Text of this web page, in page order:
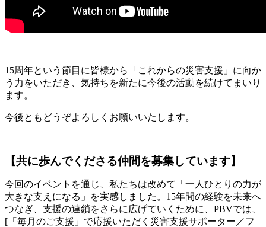
15周年という節目に皆様から「これからの災害支援」に向か
う力をいただき、気持ちを新たに今後の活動を続けてまいり
ます。
今後ともどうぞよろしくお願いいたします。
【共に歩んでくださる仲間を募集しています】
今回のイベントを通じ、私たちは改めて「一人ひとりの力が
大きな支えになる」を実感しました。15年間の経験を未来へ
つなぎ、支援の連鎖をさらに広げていくために、PBVでは、
[「毎月のご支援」で応援いただく災害支援サポーター／フ